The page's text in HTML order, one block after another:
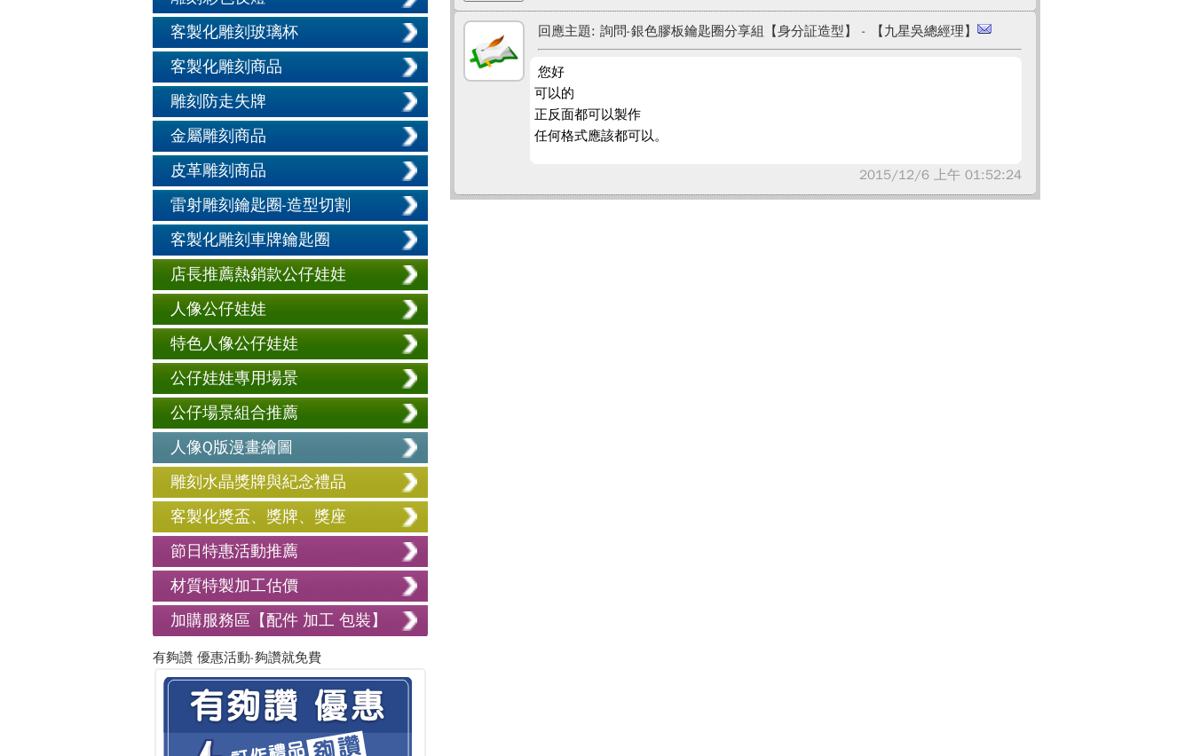
客製化雕刻玻璃杯
客製化雕刻商品
雕刻防走失牌
金屬雕刻商品
皮革雕刻商品
雷射雕刻鑰匙圈-造型切割
客製化雕刻車牌鑰匙圈
店長推薦熱銷款公仔娃娃
人像公仔娃娃
特色人像公仔娃娃
公仔娃娃專用場景
公仔場景組合推薦
人像Q版漫畫繪圖
雕刻水晶獎牌與紀念禮品
客製化獎盃、獎牌、獎座
節日特惠活動推薦
材質特製加工估價
加購服務區【配件 加工 包裝】
有夠讚 優惠活動-夠讚就免費